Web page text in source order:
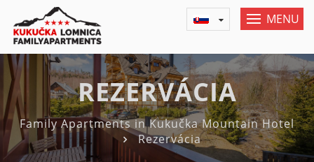
MENU
REZERVÁCIA
Family Apartments in Kukučka Mountain Hotel
Rezervácia